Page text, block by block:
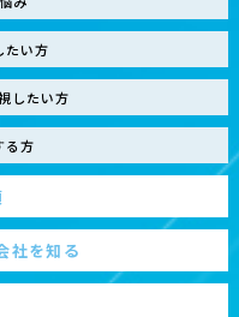
たい方
したい方
る方
社を知る